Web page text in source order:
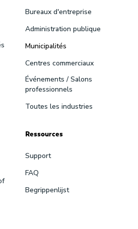
Bureaux d'entreprise
Administration publique
Municipalités
Centres commerciaux
Événements / Salons
professionnels
Toutes les industries
Ressources
Support
FAQ
Begrippenlijst